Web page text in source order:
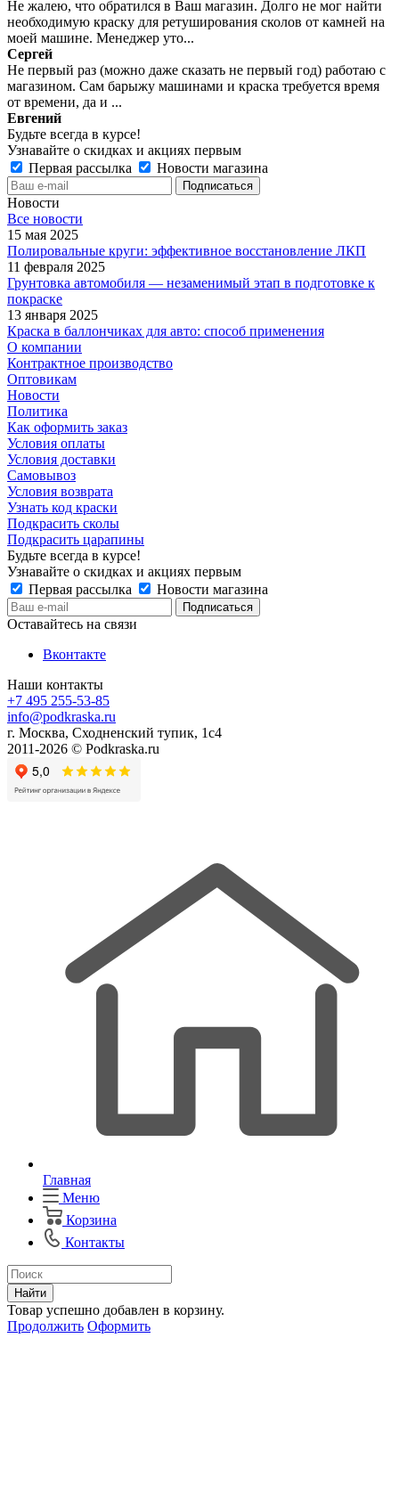
Не жалею, что обратился в Ваш магазин. Долго не мог найти
необходимую краску для ретуширования сколов от камней на
моей машине. Менеджер уто...
Сергей
Не первый раз (можно даже сказать не первый год) работаю с
магазином. Сам барыжу машинами и краска требуется время
от времени, да и ...
Евгений
Будьте всегда в курсе!
Узнавайте о скидках и акциях первым
Первая рассылка
Новости магазина
Новости
Все новости
15 мая 2025
Полировальные круги: эффективное восстановление ЛКП
11 февраля 2025
Грунтовка автомобиля — незаменимый этап в подготовке к
покраске
13 января 2025
Краска в баллончиках для авто: способ применения
О компании
Контрактное производство
Оптовикам
Новости
Политика
Как оформить заказ
Условия оплаты
Условия доставки
Самовывоз
Условия возврата
Узнать код краски
Подкрасить сколы
Подкрасить царапины
Будьте всегда в курсе!
Узнавайте о скидках и акциях первым
Первая рассылка
Новости магазина
Оставайтесь на связи
Вконтакте
Наши контакты
+7 495 255-53-85
info@podkraska.ru
г. Москва, Сходненский тупик, 1с4
2011-2026 © Podkraska.ru
Главная
Меню
Корзина
Контакты
Найти
Товар успешно добавлен в корзину.
Продолжить Оформить